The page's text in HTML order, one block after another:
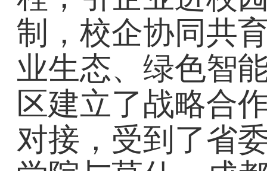
制，校企协同共
业生态、绿色智
区建立了战略合
对接，受到了省